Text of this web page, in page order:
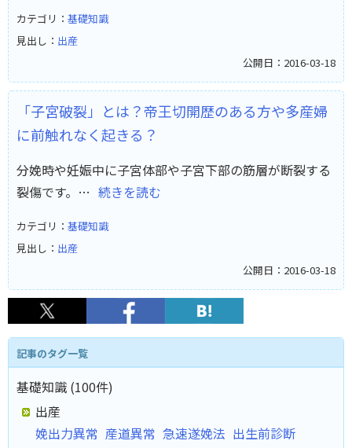
カテゴリ： 基礎知識
見出し： 出産
公開日：2016-03-18
「子宮破裂」とは？帝王切開歴のある方や多産婦
に前触れなく起きる？
分娩時や妊娠中に子宮体部や子宮下部の筋層が断裂する
裂傷です。… 続きを読む
カテゴリ： 基礎知識
見出し： 出産
公開日：2016-03-18
記事のタグ一覧
基礎知識 (100件)
出産
娩出力異常 産道異常 急速遂娩法 出生前診断